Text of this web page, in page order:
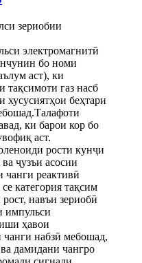
зериобии
электромагнитӣ
бо номи
аст), ки
тақсимоти газ насб
хусусиятҳои беҳтари
ки барои кор бо
аст.
рости кунҷи
ҷузъи асосии
чанги реактивӣ
категория тақсим
навъи зериобӣ
импульси
ҳавои
набзӣ мебошад,
дамидани чангро